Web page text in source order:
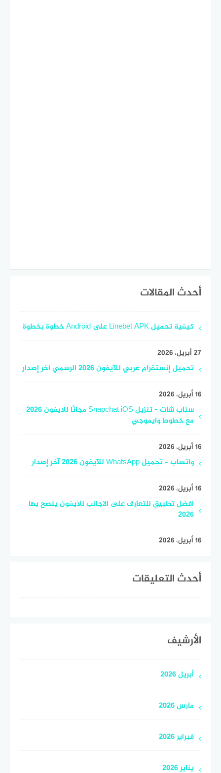
أحدث المقالات
كيفية تحميل Linebet APK على Android خطوة بخطوة
27 أبريل، 2026
تحميل إنستقرام عربي للآيفون 2026 الرسمي اخر إصدار
16 أبريل، 2026
سناب شات – تنزيل Snapchat iOS مجانًا للايفون 2026
مع خطوط وايموجي
16 أبريل، 2026
واتساب – تحميل WhatsApp للآيفون 2026 آخر إصدار
16 أبريل، 2026
افضل تطبيق للتعارف على الاجانب للايفون ينصح بها
2026
16 أبريل، 2026
أحدث التعليقات
الأرشيف
أبريل 2026
مارس 2026
فبراير 2026
يناير 2026